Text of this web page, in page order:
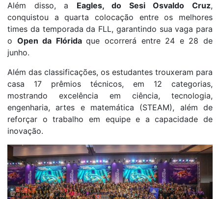
Além disso, a Eagles, do Sesi Osvaldo Cruz,
conquistou a quarta colocação entre os melhores
times da temporada da FLL, garantindo sua vaga para
o Open da Flóridaque ocorrerá entre 24 e 28 de
junho.
Além das classificações, os estudantes trouxeram para
casa 17 prêmios técnicos, em 12 categorias,
mostrando excelência em ciência, tecnologia,
engenharia, artes e matemática (STEAM), além de
reforçar o trabalho em equipe e a capacidade de
inovação.